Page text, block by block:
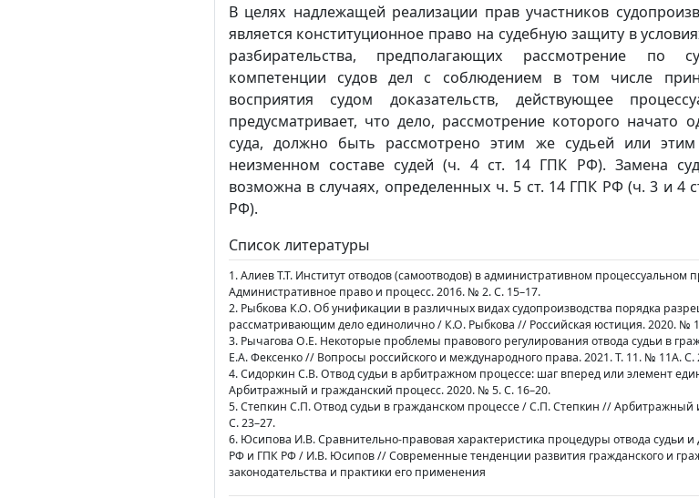
В целях надлежащей реализации прав участников
является конституционное право на судебную защиту в
разбирательства, предполагающих рассмотрение по
компетенции судов дел с соблюдением в том числе
восприятия судом доказательств, действующее
предусматривает, что дело, рассмотрение которого начато
суда, должно быть рассмотрено этим же судьей или
неизменном составе судей (ч. 4 ст. 14 ГПК РФ). Замена
возможна в случаях, определенных ч. 5 ст. 14 ГПК РФ (ч. 3 и 4
РФ).
Список литературы
1. Алиев Т.Т. Институт отводов (самоотводов) в административном процессуальном
Административное право и процесс. 2016. № 2. С. 15–17.
2. Рыбкова К.О. Об унификации в различных видах судопроизводства порядка
рассматривающим дело единолично / К.О. Рыбкова // Российская юстиция. 2020. №
3. Рычагова О.Е. Некоторые проблемы правового регулирования отвода судьи в
Е.А. Фексенко // Вопросы российского и международного права. 2021. Т. 11. № 11A. С.
4. Сидоркин С.В. Отвод судьи в арбитражном процессе: шаг вперед или элемент
Арбитражный и гражданский процесс. 2020. № 5. С. 16–20.
5. Степкин С.П. Отвод судьи в гражданском процессе / С.П. Степкин // Арбитражный
С. 23–27.
6. Юсипова И.В. Сравнительно-правовая характеристика процедуры отвода судьи и
РФ и ГПК РФ / И.В. Юсипов // Современные тенденции развития гражданского и
законодательства и практики его применения